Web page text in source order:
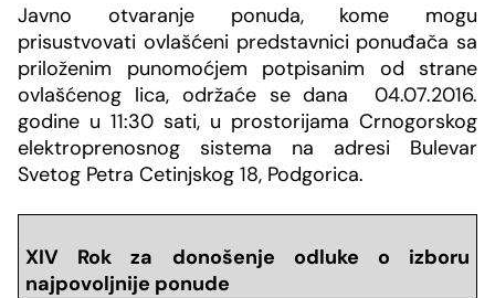
Javno otvaranje ponuda, kome mogu
prisustvovati ovlašćeni predstavnici ponuđača sa
priloženim punomoćjem potpisanim od strane
ovlašćenog lica, održaće se dana 04.07.2016.
godine u 11:30 sati, u prostorijama Crnogorskog
elektroprenosnog sistema na adresi Bulevar
Svetog Petra Cetinjskog 18, Podgorica.
XIV Rok za donošenje odluke o izboru
najpovoljnije ponude